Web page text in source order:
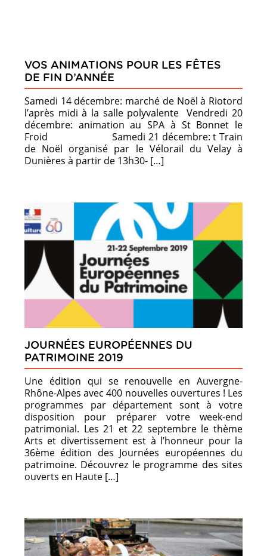
VOS ANIMATIONS POUR LES FÊTES
DE FIN D’ANNÉE
Samedi 14 décembre: marché de Noël à Riotord
l’après midi à la salle polyvalente Vendredi 20
décembre: animation au SPA à St Bonnet le
Froid Samedi 21 décembre: t Train
de Noël organisé par le Vélorail du Velay à
Dunières à partir de 13h30- […]
JOURNÉES EUROPÉENNES DU
PATRIMOINE 2019
Une édition qui se renouvelle en Auvergne-
Rhône-Alpes avec 400 nouvelles ouvertures ! Les
programmes par département sont à votre
disposition pour préparer votre week-end
patrimonial. Les 21 et 22 septembre le thème
Arts et divertissement est à l’honneur pour la
36ème édition des Journées européennes du
patrimoine. Découvrez le programme des sites
ouverts en Haute […]